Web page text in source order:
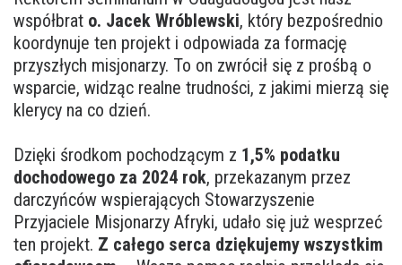
współbrat o. Jacek Wróblewski, który bezpośrednio
koordynuje ten projekt i odpowiada za formację
przyszłych misjonarzy. To on zwrócił się z prośbą o
wsparcie, widząc realne trudności, z jakimi mierzą się
klerycy na co dzień.
Dzięki środkom pochodzącym z 1,5% podatku
dochodowego za 2024 rok, przekazanym przez
darczyńców wspierających Stowarzyszenie
Przyjaciele Misjonarzy Afryki, udało się już wesprzeć
ten projekt. Z całego serca dziękujemy wszystkim